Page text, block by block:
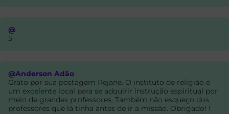
@
5
@Anderson Adão
Grato por sua postagem Rejane. O instituto de religião é
um excelente local para se adquirir instrução espiritual por
meio de grandes professores. Também não esqueço dos
professores que lá tinha antes de ir a missão. Obrigado! !